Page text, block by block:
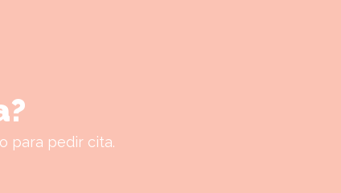
para pedir cita.